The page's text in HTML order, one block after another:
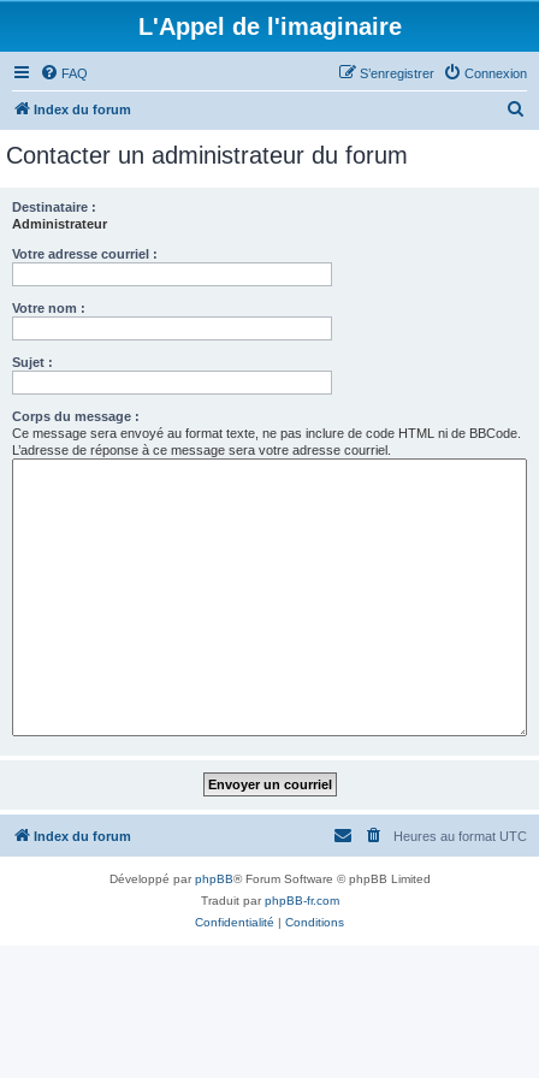
L'Appel de l'imaginaire
FAQ Connexion
S’enregistrer
Index du forum
Contacter un administrateur du forum
Destinataire :
Administrateur
Votre adresse courriel :
Votre nom :
Sujet :
Corps du message :
Ce message sera envoyé au format texte, ne pas inclure de code HTML ni de BBCode.
L’adresse de réponse à ce message sera votre adresse courriel.
Index du forum Heures au format UTC
Développé parphpBB® Forum Software © phpBB Limited
Traduit parphpBB-fr.com
Confidentialité | Conditions